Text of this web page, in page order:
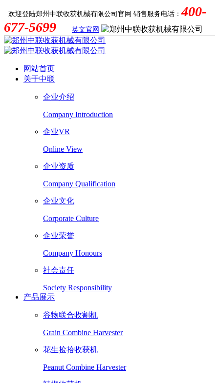
欢迎登陆郑州中联收获机械有限公司官网 销售服务电话：400-
677-5699
英文官网
网站首页
关于中联
企业介绍
Company Introduction
企业VR
Online View
企业资质
Company Qualification
企业文化
Corporate Culture
企业荣誉
Company Honours
社会责任
Society Responsibility
产品展示
谷物联合收割机
Grain Combine Harvester
花生捡拾收获机
Peanut Combine Harvester